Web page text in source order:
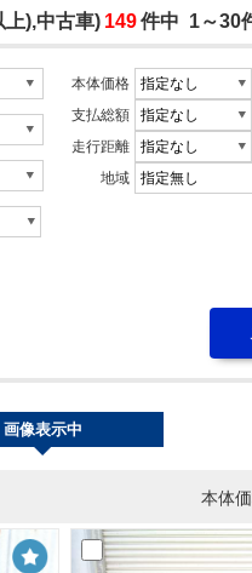
),中古車) 149件中 1～30
本体価格
支払総額
走行距離
地域
本体
画像表示中